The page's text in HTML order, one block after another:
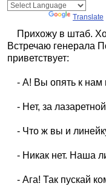
Translate
Прихожу в штаб.
Встречаю генерала
приветствует:
- А! Вы опять к нам
- Нет, за
- Что ж вы и
- Никак нет. Наша
- Ага! Так пускай